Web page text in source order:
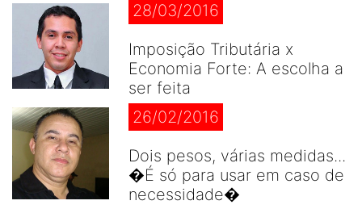
28/03/2016
Imposição Tributária x
Economia Forte: A escolha a
ser feita
26/02/2016
Dois pesos, várias medidas...
�É só para usar em caso de
necessidade�